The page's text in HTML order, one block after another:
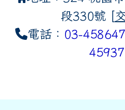
段330號 [
電話： 03-